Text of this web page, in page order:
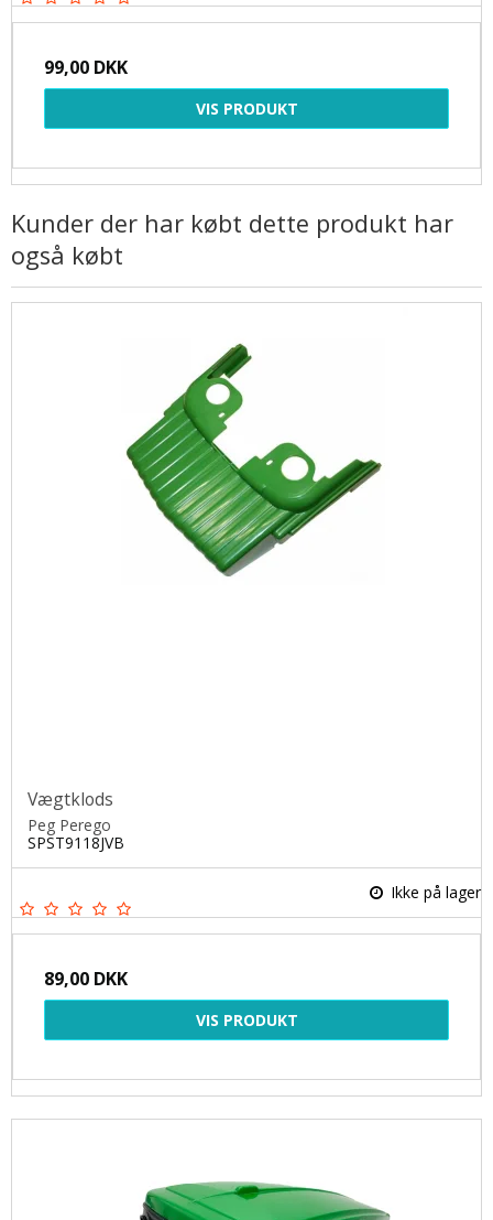
99,00 DKK
VIS PRODUKT
Kunder der har købt dette produkt har
også købt
Vægtklods
Peg Perego
SPST9118JVB
Ikke på lager
89,00 DKK
VIS PRODUKT